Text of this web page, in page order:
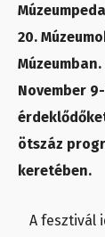
20.
Múzeumban.
November
ötszáz
keretében.
A fesztivál